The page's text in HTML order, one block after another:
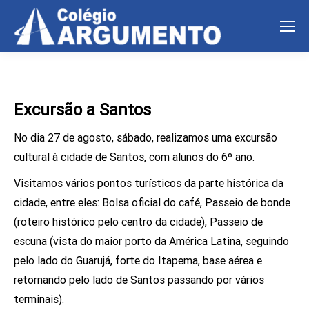
Excursão a Santos
No dia 27 de agosto, sábado, realizamos uma excursão
cultural à cidade de Santos, com alunos do 6º ano.
Visitamos vários pontos turísticos da parte histórica da
cidade, entre eles: Bolsa oficial do café, Passeio de bonde
(roteiro histórico pelo centro da cidade), Passeio de
escuna (vista do maior porto da América Latina, seguindo
pelo lado do Guarujá, forte do Itapema, base aérea e
retornando pelo lado de Santos passando por vários
terminais).